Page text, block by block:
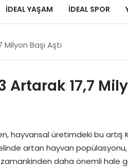
İDEAL YAŞAM İDEAL SPOR
Başı Aştı
Artarak 17,7
hayvansal üretimdeki bu artış
artan hayvan
daha önemli hale